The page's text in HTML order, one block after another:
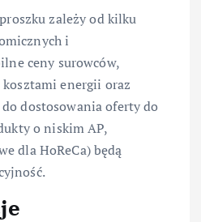
zależy od kilku
i
ceny surowców,
energii oraz
dostosowania oferty do
o niskim AP,
dla HoReCa) będą